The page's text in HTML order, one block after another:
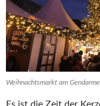
Weihnachtsmarkt am
Es ist die Zeit der